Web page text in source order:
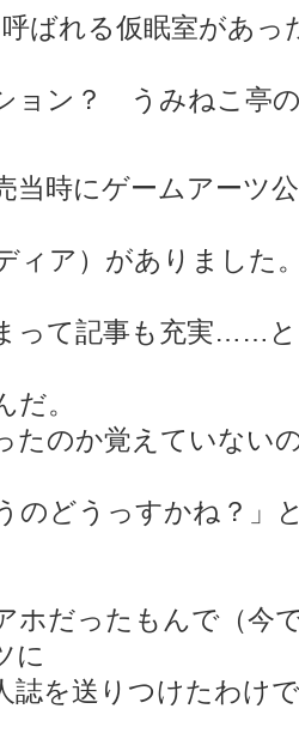
呼ばれる仮眠室があ
ョン？ うみねこ亭
時にゲームアーツ
ィア）がありました
って記事も充実……
だ。
のか覚えていない
のどうっすかね？」
だったもんで（今
に
誌を送りつけたわけ